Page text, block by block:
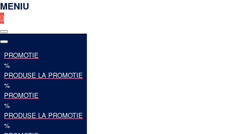
MENIU
PROMOTIE
%
PRODUSE LA PROMOTIE
%
PROMOTIE
%
PRODUSE LA PROMOTIE
%